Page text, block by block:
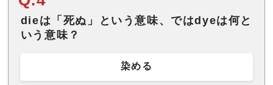
dieは「死ぬ」という意味、ではdyeは何と
いう意味？
染める